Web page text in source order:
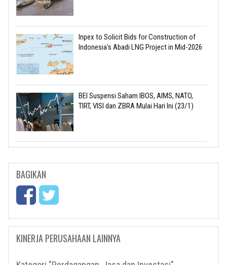
Inpex to Solicit Bids for Construction of
Indonesia's Abadi LNG Project in Mid-2026
BEI Suspensi Saham IBOS, AIMS, NATO,
TIRT, VISI dan ZBRA Mulai Hari Ini (23/1)
BAGIKAN
KINERJA PERUSAHAAN LAINNYA